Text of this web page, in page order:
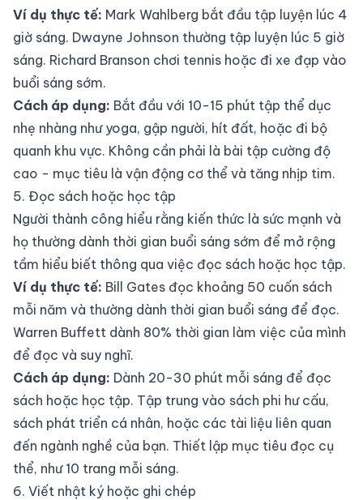
Ví dụ thực tế: Mark Wahlberg bắt đầu tập luyện lúc 4
giờ sáng. Dwayne Johnson thường tập luyện lúc 5 giờ
sáng. Richard Branson chơi tennis hoặc đi xe đạp vào
buổi sáng sớm.
Cách áp dụng: Bắt đầu với 10-15 phút tập thể dục
nhẹ nhàng như yoga, gập người, hít đất, hoặc đi bộ
quanh khu vực. Không cần phải là bài tập cường độ
cao - mục tiêu là vận động cơ thể và tăng nhịp tim.
5. Đọc sách hoặc học tập
Người thành công hiểu rằng kiến thức là sức mạnh và
họ thường dành thời gian buổi sáng sớm để mở rộng
tầm hiểu biết thông qua việc đọc sách hoặc học tập.
Ví dụ thực tế: Bill Gates đọc khoảng 50 cuốn sách
mỗi năm và thường dành thời gian buổi sáng để đọc.
Warren Buffett dành 80% thời gian làm việc của mình
để đọc và suy nghĩ.
Cách áp dụng: Dành 20-30 phút mỗi sáng để đọc
sách hoặc học tập. Tập trung vào sách phi hư cấu,
sách phát triển cá nhân, hoặc các tài liệu liên quan
đến ngành nghề của bạn. Thiết lập mục tiêu đọc cụ
thể, như 10 trang mỗi sáng.
6. Viết nhật ký hoặc ghi chép